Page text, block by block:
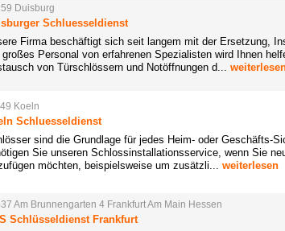
Duisburg
Schluesseldienst
Firma beschäftigt sich seit langem mit der Ersetzung,
großes Personal von erfahrenen Spezialisten wird Ihnen
von Türschlössern und Notöffnungen d...
Koeln
Schluesseldienst
sind die Grundlage für jedes Heim- oder Geschäfts-
Sie unseren Schlossinstallationsservice, wenn Sie
möchten, beispielsweise um zusätzli... weiterlesen
Am Brunnengarten 4 FrankfurtAm Main Hessen
Schlüsseldienst Frankfurt